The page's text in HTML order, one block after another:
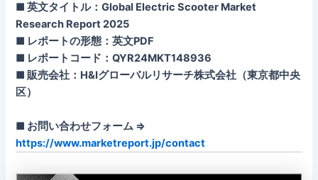
■ 英文タイトル：Global Electric Scooter Market
Research Report 2025
■ レポートの形態：英文PDF
■ レポートコード：QYR24MKT148936
■ 販売会社：H&Iグローバルリサーチ株式会社（東京都中央
区）
■ お問い合わせフォーム ⇒
https://www.marketreport.jp/contact